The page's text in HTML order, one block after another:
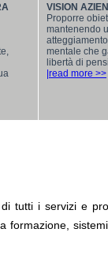
VISION
Proporre
mantenendo
mentale che
libertà di
|read more >>
tutti i servizi e
formazione,